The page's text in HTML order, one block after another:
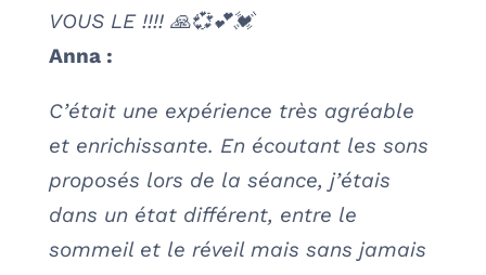
VOUS LE !!!! 🙏💞💕💓
Anna :
C’était une expérience très agréable
et enrichissante. En écoutant les sons
proposés lors de la séance, j’étais
dans un état différent, entre le
sommeil et le réveil mais sans jamais